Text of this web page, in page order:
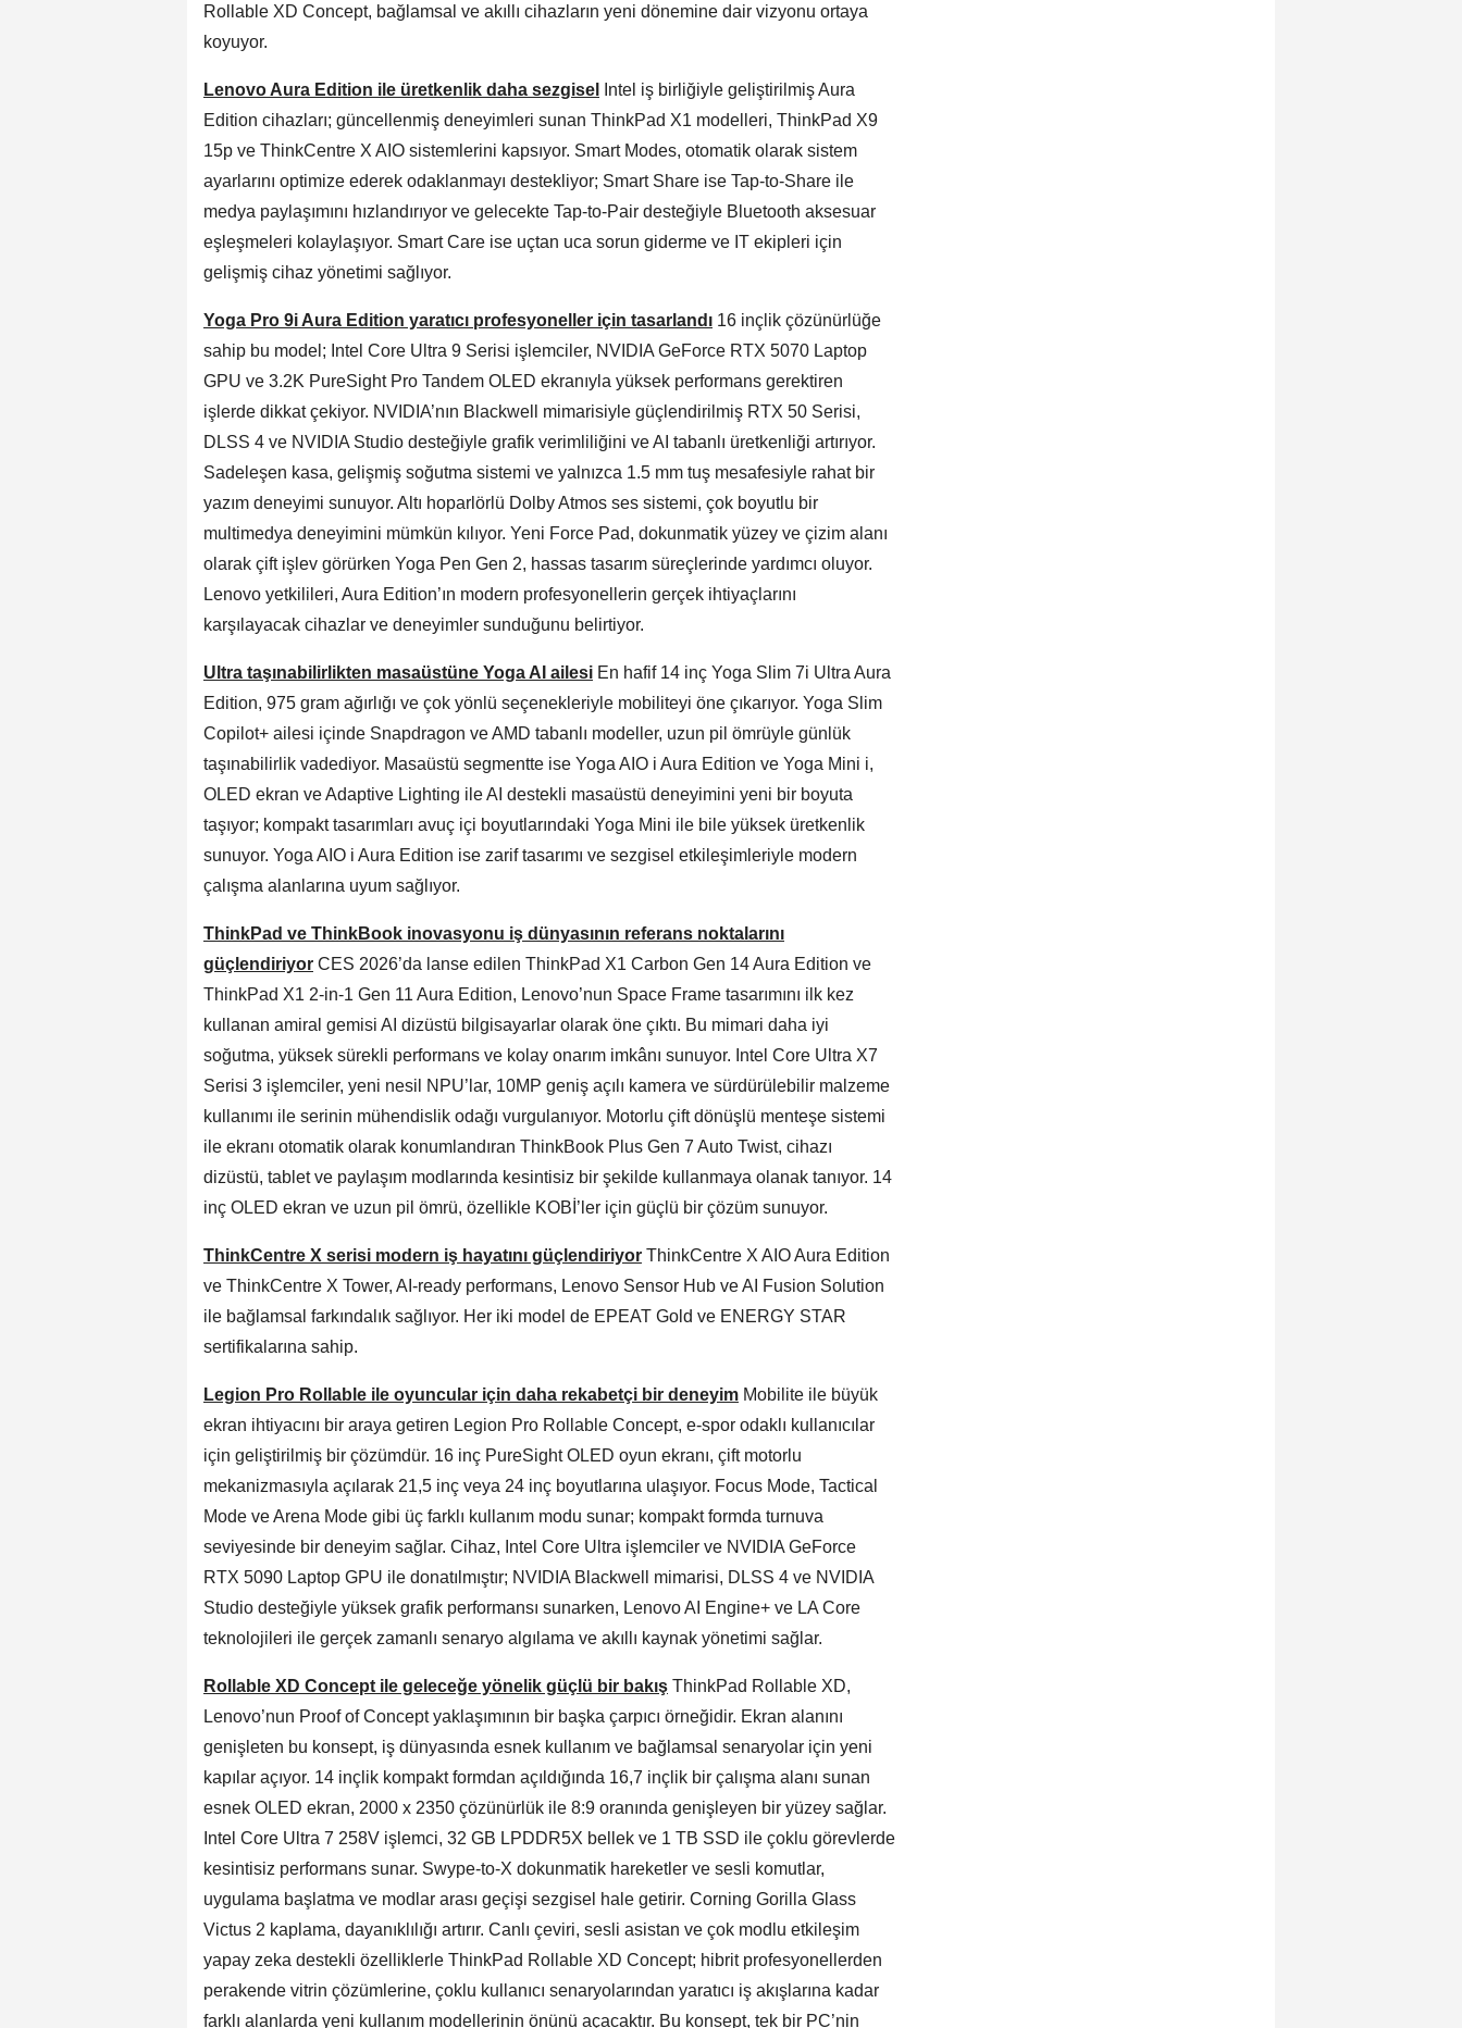
Rollable XD Concept, bağlamsal ve akıllı cihazların yeni dönemine dair vizyonu ortaya
koyuyor.
Lenovo Aura Edition ile üretkenlik daha sezgisel
Intel iş birliğiyle geliştirilmiş Aura
Edition cihazları; güncellenmiş deneyimleri sunan ThinkPad X1 modelleri, ThinkPad X9
15p ve ThinkCentre X AIO sistemlerini kapsıyor. Smart Modes, otomatik olarak sistem
ayarlarını optimize ederek odaklanmayı destekliyor; Smart Share ise Tap-to-Share ile
medya paylaşımını hızlandırıyor ve gelecekte Tap-to-Pair desteğiyle Bluetooth aksesuar
eşleşmeleri kolaylaşıyor. Smart Care ise uçtan uca sorun giderme ve IT ekipleri için
gelişmiş cihaz yönetimi sağlıyor.
Yoga Pro 9i Aura Edition yaratıcı profesyoneller için tasarlandı 16 inçlik çözünürlüğe
sahip bu model; Intel Core Ultra 9 Serisi işlemciler, NVIDIA GeForce RTX 5070 Laptop
GPU ve 3.2K PureSight Pro Tandem OLED ekranıyla yüksek performans gerektiren
işlerde dikkat çekiyor. NVIDIA’nın Blackwell mimarisiyle güçlendirilmiş RTX 50 Serisi,
DLSS 4 ve NVIDIA Studio desteğiyle grafik verimliliğini ve AI tabanlı üretkenliği artırıyor.
Sadeleşen kasa, gelişmiş soğutma sistemi ve yalnızca 1.5 mm tuş mesafesiyle rahat bir
yazım deneyimi sunuyor. Altı hoparlörlü Dolby Atmos ses sistemi, çok boyutlu bir
multimedya deneyimini mümkün kılıyor. Yeni Force Pad, dokunmatik yüzey ve çizim alanı
olarak çift işlev görürken Yoga Pen Gen 2, hassas tasarım süreçlerinde yardımcı oluyor.
Lenovo yetkilileri, Aura Edition’ın modern profesyonellerin gerçek ihtiyaçlarını
karşılayacak cihazlar ve deneyimler sunduğunu belirtiyor.
Ultra taşınabilirlikten masaüstüne Yoga AI ailesi En hafif 14 inç Yoga Slim 7i Ultra Aura
Edition, 975 gram ağırlığı ve çok yönlü seçenekleriyle mobiliteyi öne çıkarıyor. Yoga Slim
Copilot+ ailesi içinde Snapdragon ve AMD tabanlı modeller, uzun pil ömrüyle günlük
taşınabilirlik vadediyor. Masaüstü segmentte ise Yoga AIO i Aura Edition ve Yoga Mini i,
OLED ekran ve Adaptive Lighting ile AI destekli masaüstü deneyimini yeni bir boyuta
taşıyor; kompakt tasarımları avuç içi boyutlarındaki Yoga Mini ile bile yüksek üretkenlik
sunuyor. Yoga AIO i Aura Edition ise zarif tasarımı ve sezgisel etkileşimleriyle modern
çalışma alanlarına uyum sağlıyor.
ThinkPad ve ThinkBook inovasyonu iş dünyasının referans noktalarını
güçlendiriyor CES 2026’da lanse edilen ThinkPad X1 Carbon Gen 14 Aura Edition ve
ThinkPad X1 2-in-1 Gen 11 Aura Edition, Lenovo’nun Space Frame tasarımını ilk kez
kullanan amiral gemisi AI dizüstü bilgisayarlar olarak öne çıktı. Bu mimari daha iyi
soğutma, yüksek sürekli performans ve kolay onarım imkânı sunuyor. Intel Core Ultra X7
Serisi 3 işlemciler, yeni nesil NPU’lar, 10MP geniş açılı kamera ve sürdürülebilir malzeme
kullanımı ile serinin mühendislik odağı vurgulanıyor. Motorlu çift dönüşlü menteşe sistemi
ile ekranı otomatik olarak konumlandıran ThinkBook Plus Gen 7 Auto Twist, cihazı
dizüstü, tablet ve paylaşım modlarında kesintisiz bir şekilde kullanmaya olanak tanıyor. 14
inç OLED ekran ve uzun pil ömrü, özellikle KOBİ’ler için güçlü bir çözüm sunuyor.
ThinkCentre X serisi modern iş hayatını güçlendiriyor ThinkCentre X AIO Aura Edition
ve ThinkCentre X Tower, AI-ready performans, Lenovo Sensor Hub ve AI Fusion Solution
ile bağlamsal farkındalık sağlıyor. Her iki model de EPEAT Gold ve ENERGY STAR
sertifikalarına sahip.
Legion Pro Rollable ile oyuncular için daha rekabetçi bir deneyim Mobilite ile büyük
ekran ihtiyacını bir araya getiren Legion Pro Rollable Concept, e-spor odaklı kullanıcılar
için geliştirilmiş bir çözümdür. 16 inç PureSight OLED oyun ekranı, çift motorlu
mekanizmasıyla açılarak 21,5 inç veya 24 inç boyutlarına ulaşıyor. Focus Mode, Tactical
Mode ve Arena Mode gibi üç farklı kullanım modu sunar; kompakt formda turnuva
seviyesinde bir deneyim sağlar. Cihaz, Intel Core Ultra işlemciler ve NVIDIA GeForce
RTX 5090 Laptop GPU ile donatılmıştır; NVIDIA Blackwell mimarisi, DLSS 4 ve NVIDIA
Studio desteğiyle yüksek grafik performansı sunarken, Lenovo AI Engine+ ve LA Core
teknolojileri ile gerçek zamanlı senaryo algılama ve akıllı kaynak yönetimi sağlar.
Rollable XD Concept ile geleceğe yönelik güçlü bir bakış ThinkPad Rollable XD,
Lenovo’nun Proof of Concept yaklaşımının bir başka çarpıcı örneğidir. Ekran alanını
genişleten bu konsept, iş dünyasında esnek kullanım ve bağlamsal senaryolar için yeni
kapılar açıyor. 14 inçlik kompakt formdan açıldığında 16,7 inçlik bir çalışma alanı sunan
esnek OLED ekran, 2000 x 2350 çözünürlük ile 8:9 oranında genişleyen bir yüzey sağlar.
Intel Core Ultra 7 258V işlemci, 32 GB LPDDR5X bellek ve 1 TB SSD ile çoklu görevlerde
kesintisiz performans sunar. Swype-to-X dokunmatik hareketler ve sesli komutlar,
uygulama başlatma ve modlar arası geçişi sezgisel hale getirir. Corning Gorilla Glass
Victus 2 kaplama, dayanıklılığı artırır. Canlı çeviri, sesli asistan ve çok modlu etkileşim
yapay zeka destekli özelliklerle ThinkPad Rollable XD Concept; hibrit profesyonellerden
perakende vitrin çözümlerine, çoklu kullanıcı senaryolarından yaratıcı iş akışlarına kadar
farklı alanlarda yeni kullanım modellerinin önünü açacaktır. Bu konsept, tek bir PC’nin